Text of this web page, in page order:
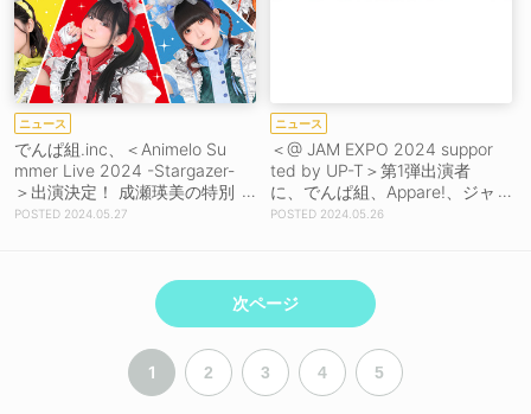
ニュース
でんぱ組.inc、＜Animelo Su
mmer Live 2024 -Stargazer-
＞出演決定！ 成瀬瑛美の特別
参加も【コメントあり】
2024.05.27
ニュース
＜@ JAM EXPO 2024 suppor
ted by UP-T＞第1弾出演者
に、でんぱ組、Appare!、ジャ
ムズ、ぴるあぽ、きゃんちゅ
2024.05.26
次ページ
1 2 3 4 5